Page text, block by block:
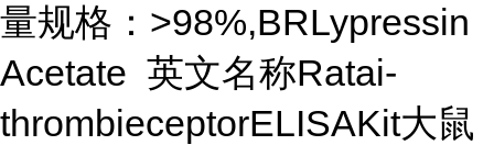
量规格：>98%,BRLypressin
Acetate 英文名称Ratai-
thrombieceptorELISAKit大鼠